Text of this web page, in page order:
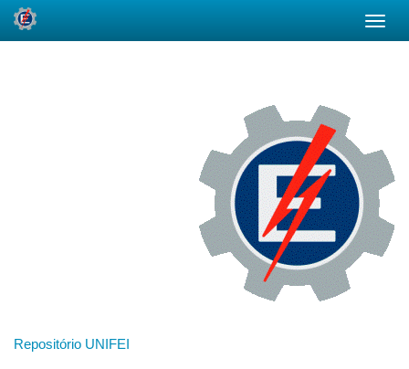
Repositório UNIFEI